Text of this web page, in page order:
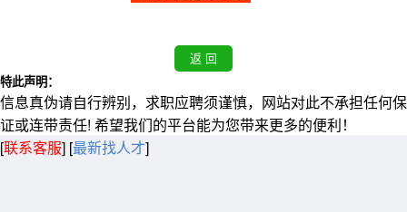
特此声明：
信息真伪请自行辨别，求职应聘须谨慎，网站对此不承担任何保
证或连带责任! 希望我们的平台能为您带来更多的便利！
[联系客服] [最新找人才]